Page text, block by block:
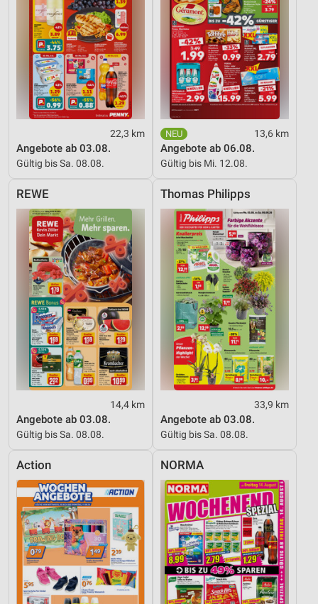
22,3 km
Angebote ab 03.08.
Gültig bis Sa. 08.08.
13,6 km
Angebote ab 06.08.
Gültig bis Mi. 12.08.
REWE
14,4 km
Angebote ab 03.08.
Gültig bis Sa. 08.08.
Thomas Philipps
33,9 km
Angebote ab 03.08.
Gültig bis Sa. 08.08.
Action NORMA